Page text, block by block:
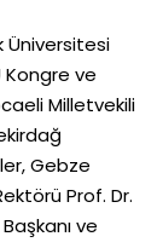
Üniversitesi
Kongre ve
Milletvekili
Gebze
Prof. Dr.
ve